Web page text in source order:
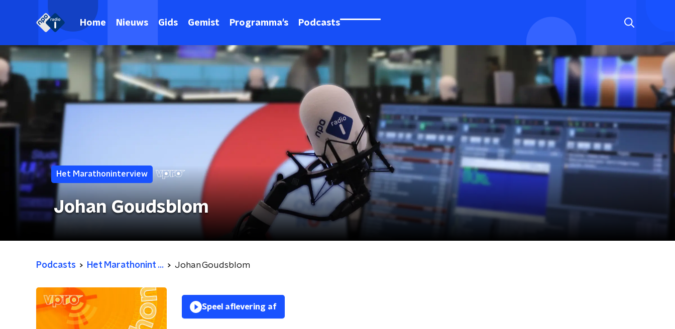
Home Nieuws Gids Gemist Programma's Podcasts
Het Marathoninterview
Johan Goudsblom
Podcasts Het Marathonint ... Johan Goudsblom
Speel aflevering af